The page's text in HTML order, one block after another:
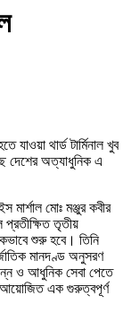
যাওয়া থার্ড টার্মিনাল খুব
দেশের অত্যাধুনিক এ
মার্শাল মোঃ মঞ্জুর কবীর
প্রতীক্ষিত তৃতীয়
শুরু হবে। তিনি
মানদণ্ড অনুসরণ
ও আধুনিক সেবা পেতে
আয়োজিত এক গুরুত্বপূর্ণ